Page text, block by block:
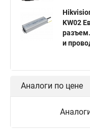
KW02
и
Аналоги по цене